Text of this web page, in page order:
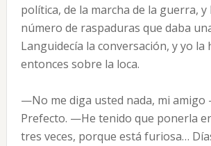
política, de la marcha de la guerra, y
número de raspaduras que daba
Languidecía la conversación, y yo la
entonces sobre la loca.
—No me diga usted nada, mi amigo
Prefecto. —He tenido que ponerla
tres veces, porque está furiosa…